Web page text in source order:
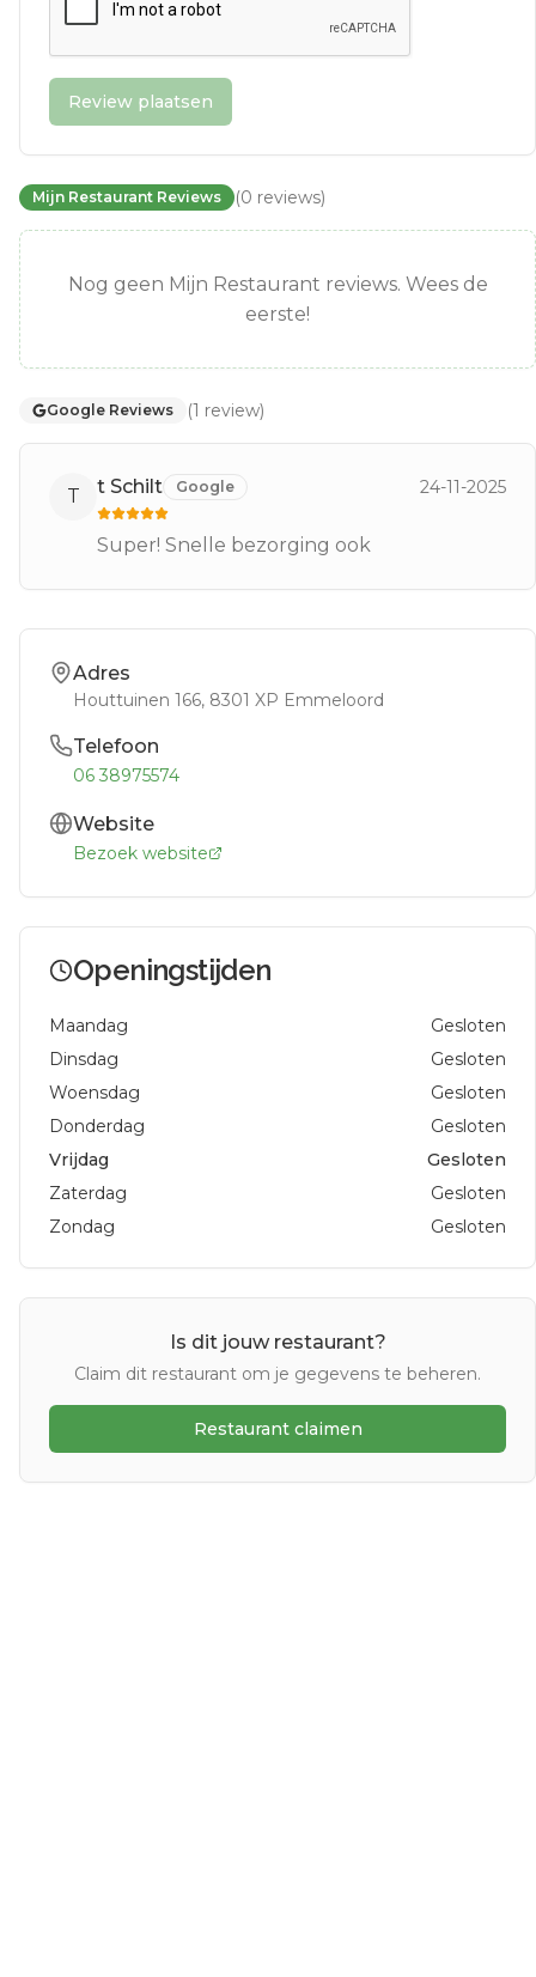
Review plaatsen
Mijn Restaurant Reviews (0 reviews)
Nog geen Mijn Restaurant reviews. Wees de
eerste!
Google Reviews (1 review)
T t Schilt Google 24-11-2025
Super! Snelle bezorging ook
Adres
Houttuinen 166, 8301 XP Emmeloord
Telefoon
06 38975574
Website
Bezoek website
Openingstijden
Maandag
Gesloten
Dinsdag
Gesloten
Woensdag
Gesloten
Donderdag
Gesloten
Vrijdag
Gesloten
Zaterdag
Gesloten
Zondag
Gesloten
Is dit jouw restaurant?
Claim dit restaurant om je gegevens te beheren.
Restaurant claimen